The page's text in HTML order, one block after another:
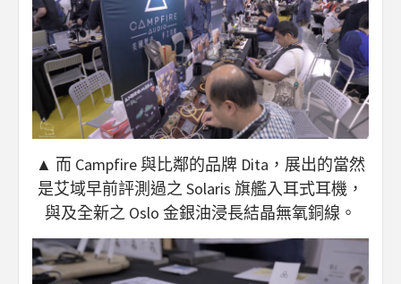
▲ 而 Campfire 與比鄰的品牌 Dita，展出的當然
是艾域早前評測過之 Solaris 旗艦入耳式耳機，
與及全新之 Oslo 金銀油浸長結晶無氧銅線。